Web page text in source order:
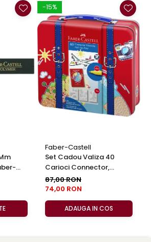
-15%
Faber-Castell
Set Cadou Valiza 40
Carioci Connector,
Faber-Castell
87,00 RON
74,00 RON
ADAUGA IN COS